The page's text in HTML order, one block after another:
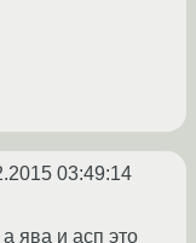
03:49:14
ява и асп это